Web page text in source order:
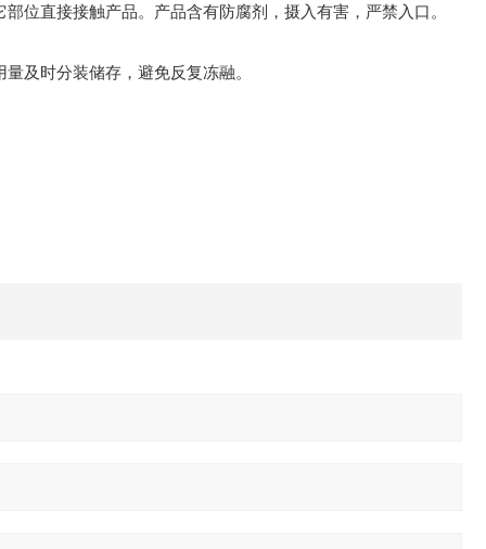
位直接接触产品。产品含有防腐剂，摄入有害，严禁入口。
及时分装储存，避免反复冻融。